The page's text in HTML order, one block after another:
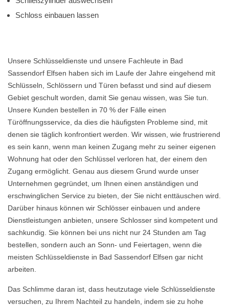
Schloss einbauen lassen
Unsere Schlüsseldienste und unsere Fachleute in Bad
Sassendorf Elfsen haben sich im Laufe der Jahre eingehend mit
Schlüsseln, Schlössern und Türen befasst und sind auf diesem
Gebiet geschult worden, damit Sie genau wissen, was Sie tun.
Unsere Kunden bestellen in 70 % der Fälle einen
Türöffnungsservice, da dies die häufigsten Probleme sind, mit
denen sie täglich konfrontiert werden. Wir wissen, wie frustrierend
es sein kann, wenn man keinen Zugang mehr zu seiner eigenen
Wohnung hat oder den Schlüssel verloren hat, der einem den
Zugang ermöglicht. Genau aus diesem Grund wurde unser
Unternehmen gegründet, um Ihnen einen anständigen und
erschwinglichen Service zu bieten, der Sie nicht enttäuschen wird.
Darüber hinaus können wir Schlösser einbauen und andere
Dienstleistungen anbieten, unsere Schlosser sind kompetent und
sachkundig. Sie können bei uns nicht nur 24 Stunden am Tag
bestellen, sondern auch an Sonn- und Feiertagen, wenn die
meisten Schlüsseldienste in Bad Sassendorf Elfsen gar nicht
arbeiten.
Das Schlimme daran ist, dass heutzutage viele Schlüsseldienste
versuchen, zu Ihrem Nachteil zu handeln, indem sie zu hohe